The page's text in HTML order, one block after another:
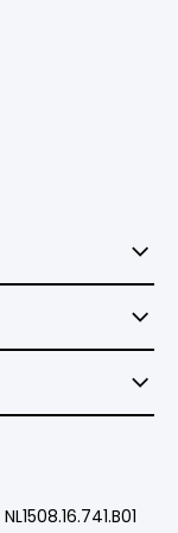
NL1508.16.741.B01